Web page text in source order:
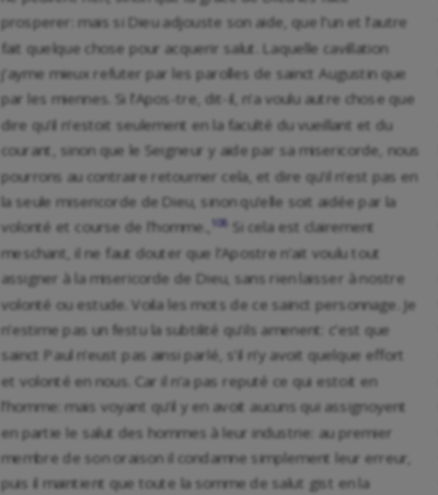
prosperer: mais si Dieu adjouste son aide, que l’un et l’autre
fait quelque chose pour acquerir salut. Laquelle cavillation
j’ayme mieux refuter par les parolles de sainct Augustin que
par les miennes. Si l’Apos-tre, dit-il, n’a voulu autre chose que
dire qu’il n’estoit seulement en la faculté du vueillant et du
courant, sinon que le Seigneur y aide par sa misericorde, nous
pourrons au contraire retourner cela, et dire qu’il n’est pas en
la seule misericorde de Dieu, sinon qu’elle soit aidée par la
volonté et course de l’homme.,
108 Si cela est clairement
meschant, il ne faut douter que l’Apostre n’ait voulu tout
assigner à la misericorde de Dieu, sans rien laisser à nostre
volonté ou estude. Voila les mots de ce sainct personnage. Je
n’estime pas un festu la subtilité qu’ils amenent: c’est que
sainct Paul n’eust pas ainsi parlé, s’il n’y avoit quelque effort
et volonté en nous. Car il n’a pas reputé ce qui estoit en
l’homme: mais voyant qu’il y en avoit aucuns qui assignoyent
en partie le salut des hommes à leur industrie: au premier
membre de son oraison il condamne simplement leur erreur,
puis il maintient que toute la somme de salut gist en la